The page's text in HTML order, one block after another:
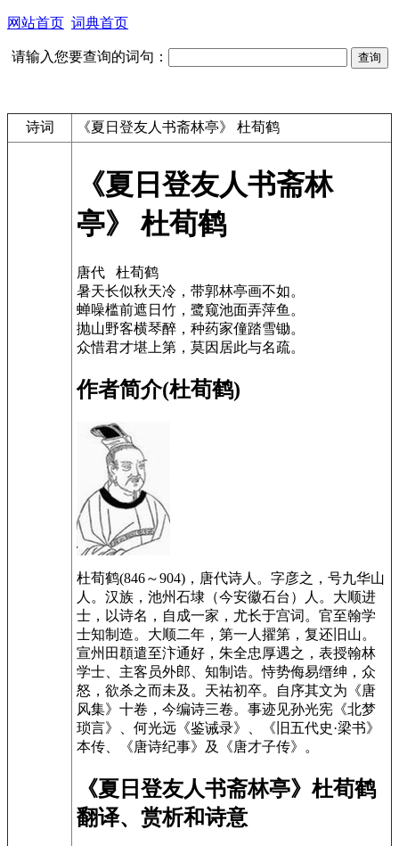
网站首页 词典首页
请输入您要查询的词句：
诗词 《夏日登友人书斋林亭》 杜荀鹤
《夏日登友人书斋林
亭》 杜荀鹤
唐代 杜荀鹤
暑天长似秋天冷，带郭林亭画不如。
蝉噪槛前遮日竹，鹭窥池面弄萍鱼。
抛山野客横琴醉，种药家僮踏雪锄。
众惜君才堪上第，莫因居此与名疏。
作者简介(杜荀鹤)
杜荀鹤(846～904)，唐代诗人。字彦之，号九华山
人。汉族，池州石埭（今安徽石台）人。大顺进
士，以诗名，自成一家，尤长于宫词。官至翰学
士知制造。大顺二年，第一人擢第，复还旧山。
宣州田頵遣至汴通好，朱全忠厚遇之，表授翰林
学士、主客员外郎、知制诰。恃势侮易缙绅，众
怒，欲杀之而未及。天祐初卒。自序其文为《唐
风集》十卷，今编诗三卷。事迹见孙光宪《北梦
琐言》、何光远《鉴诫录》、《旧五代史·梁书》
本传、《唐诗纪事》及《唐才子传》。
《夏日登友人书斋林亭》杜荀鹤
翻译、赏析和诗意